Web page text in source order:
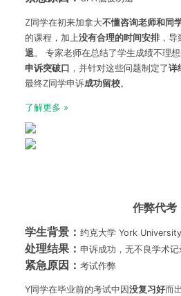
Z同学在初来加拿大不懂咨询老师和同
的课程，加上没有合理的时间安排，导
退。 专家老师在总结了学生成绩不理
申诉突破口 ，并针对这些问题制定了详
最终Z同学申诉成功留校。
了解更多 »
作弊代考
学生背景： 约克大学 York University
处理结果： 申诉成功，无不良学术记
紧急原因： 考试作弊
Y同学在毕业前的考试中因没复习好而